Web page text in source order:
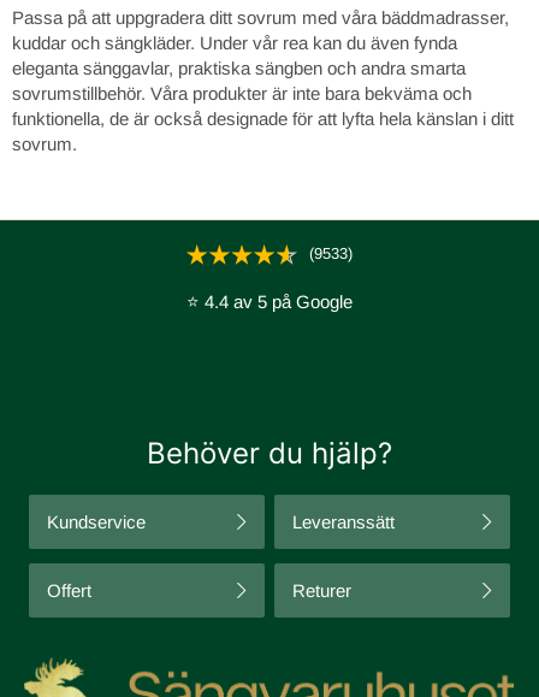
Passa på att uppgradera ditt sovrum med våra bäddmadrasser,
kuddar och sängkläder. Under vår rea kan du även fynda
eleganta sänggavlar, praktiska sängben och andra smarta
sovrumstillbehör. Våra produkter är inte bara bekväma och
funktionella, de är också designade för att lyfta hela känslan i ditt
sovrum.
(9533)
⭐ 4.4 av 5 på Google
Behöver du hjälp?
Kundservice Leveranssätt
Offert Returer